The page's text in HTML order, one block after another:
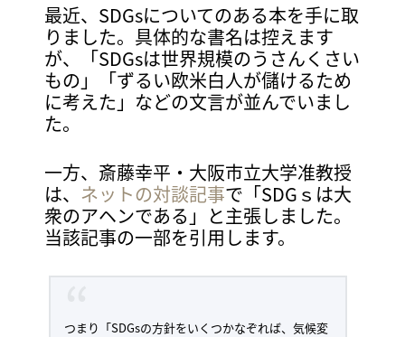
最近、SDGsについてのある本を手に取
りました。具体的な書名は控えます
が、「SDGsは世界規模のうさんくさい
もの」「ずるい欧米白人が儲けるため
に考えた」などの文言が並んでいまし
た。
一方、斎藤幸平・大阪市立大学准教授
は、 ネットの対談記事で「SDGｓは大
衆のアヘンである」と主張しました。
当該記事の一部を引用します。
つまり「SDGsの方針をいくつかなぞれば、気候変